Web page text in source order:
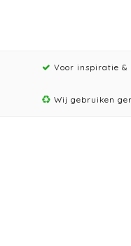
Voor inspiratie &
Wij gebruiken